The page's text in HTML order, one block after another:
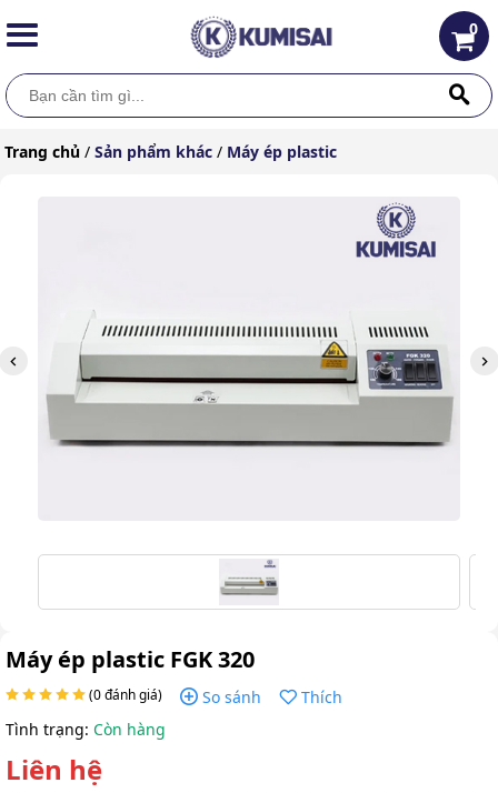
0
Trang chủ / Sản phẩm khác / Máy ép plastic
Máy ép plastic FGK 320
(0 đánh giá) So sánh
Thích
Tình trạng: Còn hàng
Liên hệ